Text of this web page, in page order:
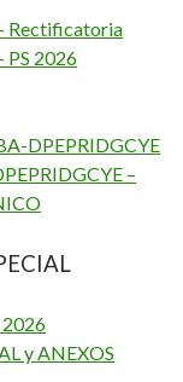
Rectificatoria
PS 2026
DPEPRIDGCYE
–
2026
y ANEXOS